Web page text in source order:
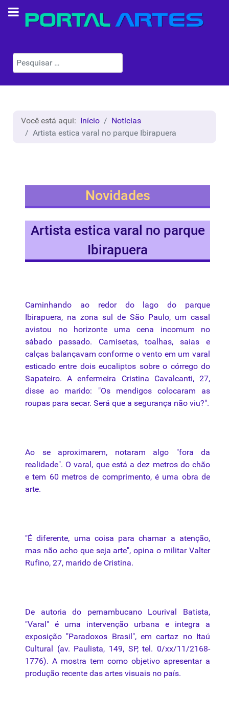
Pesquisar
Você está aqui: Início
Notícias
Artista estica varal no parque Ibirapuera
Novidades
Artista estica varal no parque
Ibirapuera
Caminhando ao redordo lago do parque
Ibirapuera, na zona sul de São Paulo, um casal
avistou no horizonte uma cena incomum no
sábado
passado. Camisetas,toalhas,saias e
calças balançavam conforme o vento em um varal
esticado entre dois eucaliptos sobre o córrego do
Sapateiro. A enfermeira Cristina Cavalcanti, 27,
disse ao marido: "Os mendigos colocaram as
roupas para secar. Será que a segurança não viu?".
Ao se aproximarem, notaram algo "fora da
realidade". O varal, que está a dez metros do chão
e tem 60 metros de comprimento, é uma obra de
arte.
"É diferente, uma coisa para chamar a atenção,
mas não acho que seja arte", opina o militar Valter
Rufino, 27, marido de Cristina.
De autoria do pernambucano Lourival Batista,
"Varal" é uma intervenção urbana e integra a
exposição "Paradoxos Brasil", em cartaz no Itaú
Cultural (av. Paulista, 149, SP, tel. 0/xx/11/2168-
1776). A mostra tem como objetivo apresentar a
produção recente das artes visuais no país.